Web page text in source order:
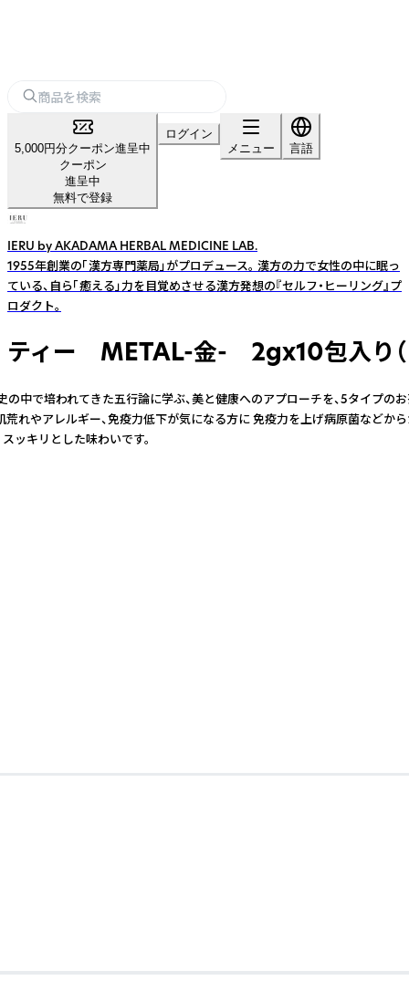
5,000円分クーポン進呈中
クーポン
進呈中
無料で登録
ログイン
メニュー
言語
IERU by AKADAMA HERBAL MEDICINE LAB.
1955年創業の「漢方専門薬局」がプロデュース。 漢方の力で女性の中に眠っ
ている、自ら「癒える」力を目覚めさせる漢方発想の『セルフ・ヒーリング』プ
ロダクト。
ィー METAL-金- 2gx10包入り（
中で培われてきた五行論に学ぶ、美と健康へのアプローチを、5
レルギー、免疫力低下が気になる方に 免疫力を上げ病原菌など
キリとした味わいです。